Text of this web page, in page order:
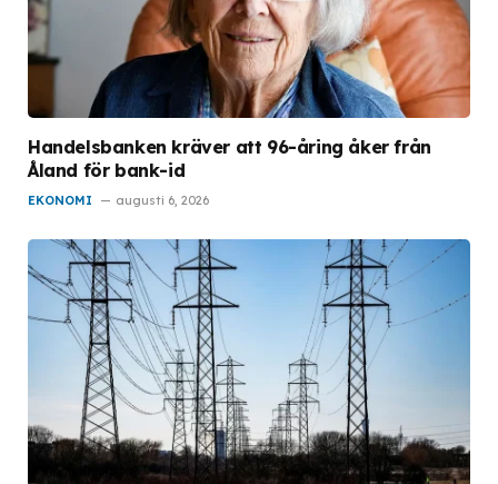
Handelsbanken kräver att 96-åring åker från
Åland för bank-id
EKONOMI augusti 6, 2026